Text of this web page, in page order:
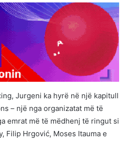
Jurgeni ka hyrë në një kapitull
– një nga organizatat më të
emrat më të mëdhenj të ringut si
Filip Hrgović, Moses Itauma e